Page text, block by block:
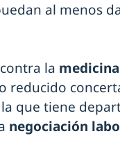
al menos
la
reducido
que tiene
negociación